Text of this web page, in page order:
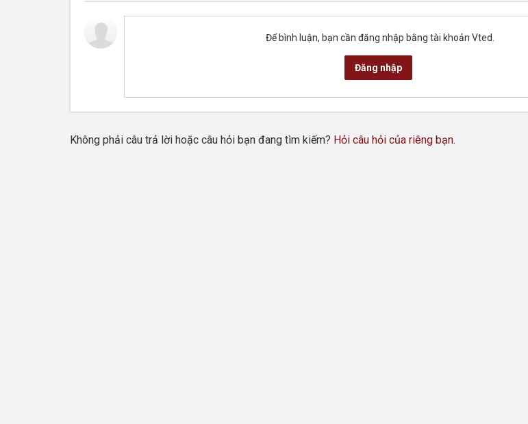
Để bình luận, bạn cần đăng nhập bằng tài khoản Vted.
Đăng nhập
Không phải câu trả lời hoặc câu hỏi bạn đang tìm kiếm? Hỏi câu hỏi của riêng bạn.